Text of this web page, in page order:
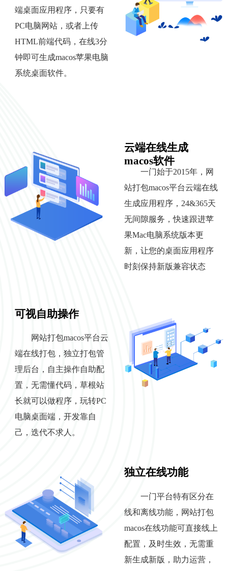
端桌面应用程序，只要有
PC电脑网站，或者上传
HTML前端代码，在线3分
钟即可生成macos苹果电脑
系统桌面软件。
云端在线生成
macos软件
一门始于2015年，网
站打包macos平台云端在线
生成应用程序，24&365天
无间隙服务，快速跟进苹
果Mac电脑系统版本更
新，让您的桌面应用程序
时刻保持新版兼容状态
可视自助操作
网站打包macos平台云
端在线打包，独立打包管
理后台，自主操作自助配
置，无需懂代码，草根站
长就可以做程序，玩转PC
电脑桌面端，开发靠自
己，迭代不求人。
独立在线功能
一门平台特有区分在
线和离线功能，网站打包
macos在线功能可直接线上
配置，及时生效，无需重
新生成新版，助力运营，